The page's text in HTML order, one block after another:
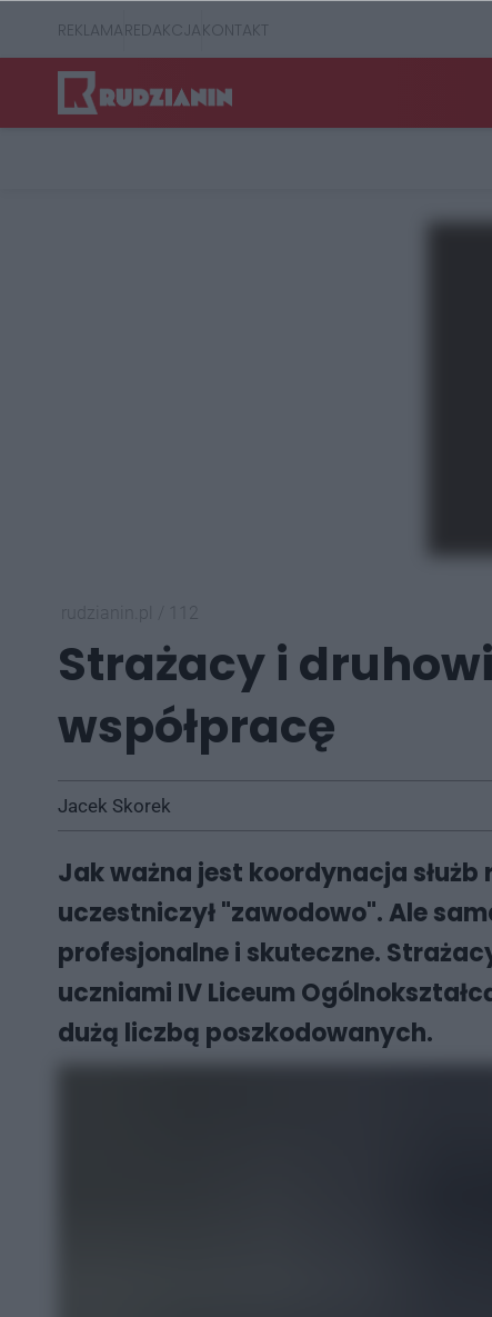
REKLAMAREDAKCJAKONTAKT
Strażacy i
współpracę
Jacek Skorek
Jak ważna jest koordynacja
uczestniczył "zawodowo". Ale
profesjonalne i skuteczne.
uczniami IV Liceum
dużą liczbą poszkodowanych.